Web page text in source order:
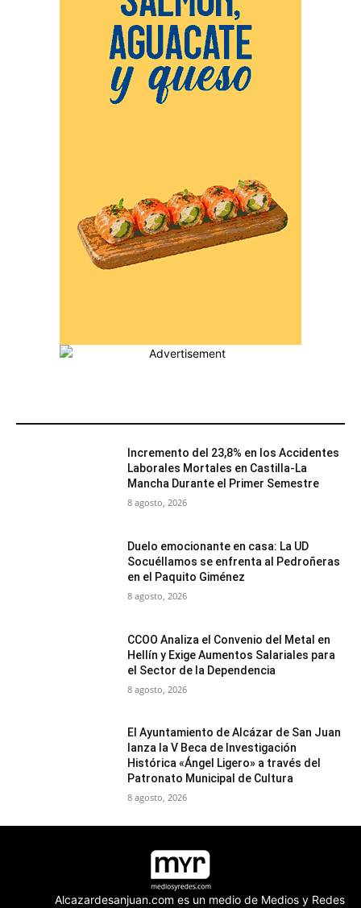
Incremento del 23,8% en los Accidentes
Laborales Mortales en Castilla-La
Mancha Durante el Primer Semestre
8 agosto, 2026
Duelo emocionante en casa: La UD
Socuéllamos se enfrenta al Pedroñeras
en el Paquito Giménez
8 agosto, 2026
CCOO Analiza el Convenio del Metal en
Hellín y Exige Aumentos Salariales para
el Sector de la Dependencia
8 agosto, 2026
El Ayuntamiento de Alcázar de San Juan
lanza la V Beca de Investigación
Histórica «Ángel Ligero» a través del
Patronato Municipal de Cultura
8 agosto, 2026
Alcazardesanjuan.com es un medio de Medios y Redes